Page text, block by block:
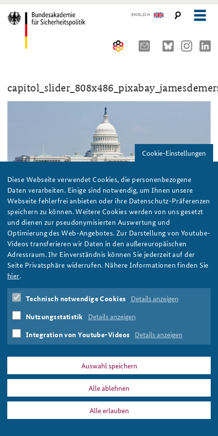
ENGLISH
Auftrag und Organisation
Kompetenzzentrum Strategische Vorausschau
Team
Sicherheitspolitische Nachwuchsarbeit
Beirat
Praktika an der BAKS
Anfahrt
Freundeskreis
10 Jahre AKJS
Seminare und Tagungen
Führungskräfteseminar für Sicherheitspolitik
Kernseminar für Sicherheitspolitik
Methodenseminar Strategische Vorausschau
Fachseminar Digitalisierung und Sicherheitspolitik
Fachseminar Desinformation und Sicherheitspolitik
Deutsches Forum Sicherheitspolitik
Arbeitskreis "Junge Sicherheitspolitiker"
Das Sicherheitspolitische Gespräch an der BAKS
Studierendenkonferenz Sicherheitspolitik gestalten
Publikationen und Presse
#angeBAKSt: Aktuelle Kommentare zur Sicherheitspolitik
Arbeitspapiere Sicherheitspolitik
Pressespiegel und Gastbeiträge von BAKS-Angehörigen
Ansprechpartner für Presse- und andere Medienanfragen
Newsletter-Archiv
STUDIENPLATTFORM
Luftbild des Capitols in Washington, D.C.
Pixabay/jamesdemers
capitol_slider_808x486_pixabay_jamesdemers.png
Cookie-Einstellungen
Diese Webseite verwendet Cookies, die personenbezogene
Daten verarbeiten. Einige sind notwendig, um Ihnen unsere
Webseite fehlerfrei anbieten oder ihre Datenschutz-Präferenzen
speichern zu können. Weitere Cookies werden von uns gesetzt
und dienen zur pseudonymisierten Auswertung und
Optimierung des Web-Angebotes. Zur Darstellung von Youtube-
Videos transferieren wir Daten in den außereuropäischen
Adressraum. Ihr Einverständnis können Sie jederzeit auf der
Seite Privatsphäre widerrufen. Nähere Informationen finden Sie
hier.
Technisch notwendige Cookies Details anzeigen
Nutzungsstatistik Details anzeigen
Integration von Youtube-Videos Details anzeigen
Auswahl speichern
Alle ablehnen
Alle erlauben